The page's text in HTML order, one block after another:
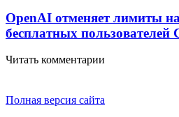
OpenAI отменяет лимиты
бесплатных пользователей
Читать комментарии
Полная версия сайта